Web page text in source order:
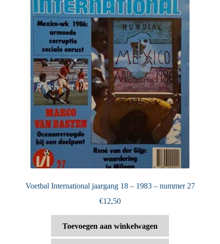
Voetbal International jaargang 18 – 1983 – nummer 27
€12,50
Toevoegen aan winkelwagen